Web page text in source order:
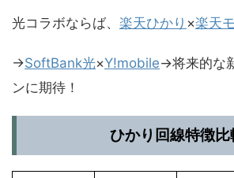
光コラボならば、 楽天ひかり ×楽天
→SoftBank光×Y!mobile→将来的な
ンに期待！
ひかり回線特徴比